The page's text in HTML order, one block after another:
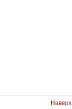
Наверх